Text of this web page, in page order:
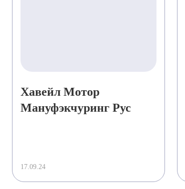
Хавейл Мотор
Мануфэкчуринг Рус
17.09.24